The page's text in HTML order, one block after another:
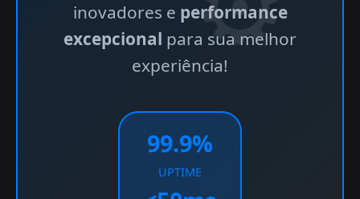
inovadores e performance
excepcional para sua melhor
experiência!
99.9%
UPTIME